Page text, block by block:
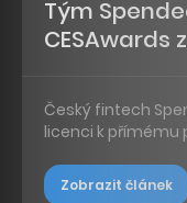
Tým
CESAwards
Český fintech
licenci k přímému
Zobrazit článek